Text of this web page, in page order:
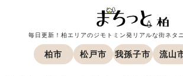
毎日更新！柏エリアのジモトミン発リアルな街ネタ
柏市 松戸市 我孫子市 流山